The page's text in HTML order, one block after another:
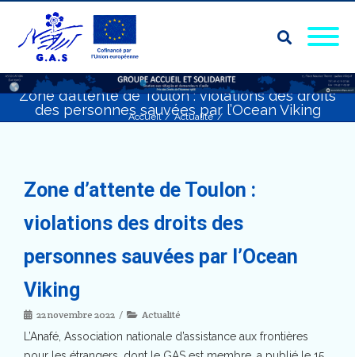
Zone d’attente de Toulon : violations des droits
des personnes sauvées par l’Ocean Viking
Accueil / Actualité /
Zone d’attente de Toulon : violations des droits des personnes sauvées par
Zone d’attente de Toulon :
violations des droits des
personnes sauvées par l’Ocean
Viking
22 novembre 2022 Actualité
L’Anafé, Association nationale d’assistance aux frontières